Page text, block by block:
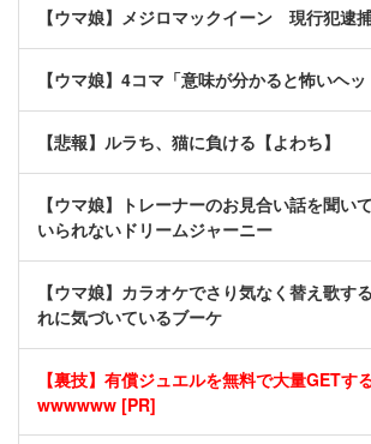
【ウマ娘】メジロマックイーン 現行犯逮
【ウマ娘】4コマ「意味が分かると怖いヘッ
【悲報】ルラち、猫に負ける【よわち】
【ウマ娘】トレーナーのお見合い話を聞い
いられないドリームジャーニー
【ウマ娘】カラオケでさり気なく替え歌す
れに気づいているブーケ
【裏技】有償ジュエルを無料で大量GETす
wwwwww [PR]